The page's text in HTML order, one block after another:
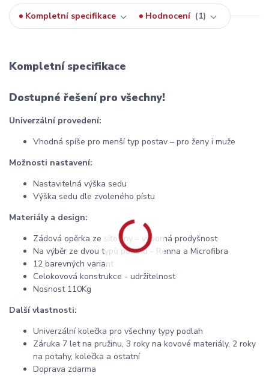
Kompletní specifikace Hodnocení 1
Kompletní specifikace
Dostupné řešení pro všechny!
Univerzální provedení:
Vhodná spíše pro menší typ postav – pro ženy i muže
Možnosti nastavení:
Nastavitelná výška sedu
Výška sedu dle zvoleného pístu
Materiály a design:
Zádová opěrka ze síťoviny – výborná prodyšnost
Na výběr ze dvou typů potahů - Renna a Microfibra
12 barevných variant
Celokovová konstrukce - udržitelnost
Nosnost 110Kg
Další vlastnosti:
Univerzální kolečka pro všechny typy podlah
Záruka 7 let na pružinu, 3 roky na kovové materiály, 2 roky
na potahy, kolečka a ostatní
Doprava zdarma